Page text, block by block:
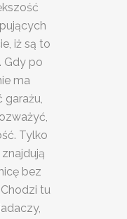
iż są to
Gdy po
ma
garażu,
Tylko
bez
tu